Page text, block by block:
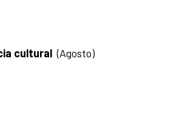
cultural (Agosto)